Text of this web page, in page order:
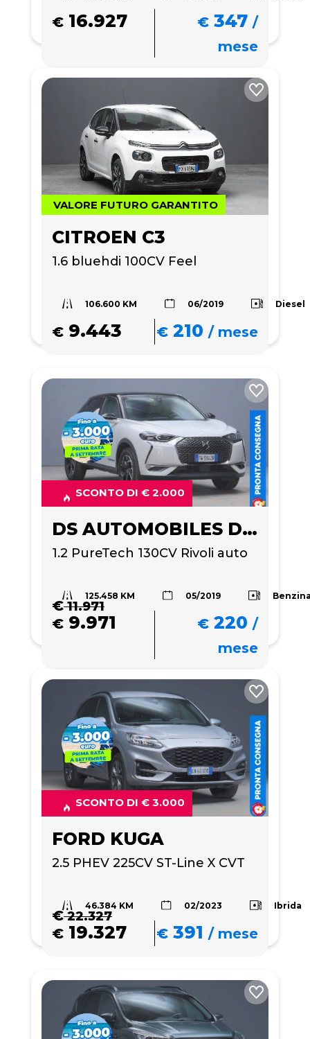
€ 16.927 € 347 /
mese
VALORE FUTURO GARANTITO
CITROEN C3
1.6 bluehdi 100CV Feel
106.600 KM 06/2019 Diesel
€ 9.443 € 210 /mese
SCONTO DI € 2.000
DS AUTOMOBILES DS 3 CROSSBACK
1.2 PureTech 130CV Rivoli auto
125.458 KM 05/2019
€11.971
€ 9.971 € 220 /
mese
SCONTO DI € 3.000
FORD KUGA
2.5 PHEV 225CV ST-Line X CVT
46.384 KM 02/2023 Ibrida
€22.327
€ 19.327 € 391 /mese